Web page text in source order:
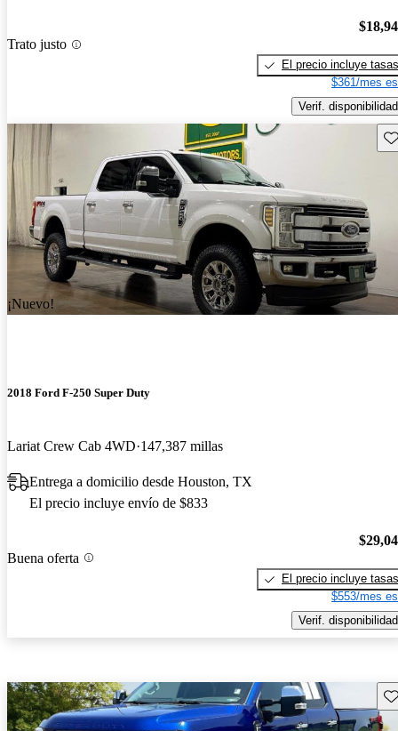
Trato justo
El precio incluye tasas
$361/mes
Verif. disponibilidad
¡Nuevo!
2018 Ford F-250 Super Duty
Lariat Crew Cab 4WD 147,387 millas
Entrega a domicilio desde Houston, TX
El precio incluye envío de $833
Buena oferta
El precio incluye tasas
$553/mes
Verif. disponibilidad